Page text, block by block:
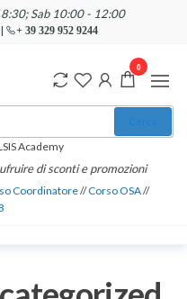
Sab 10:00 - 12:00
+ 39 329 952 9244
Academy
di sconti e promozioni
Coordinatore//Corso OSA//
0